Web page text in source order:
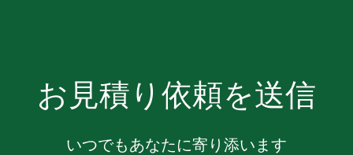
お見積り依頼を送信
いつでもあなたに寄り添います